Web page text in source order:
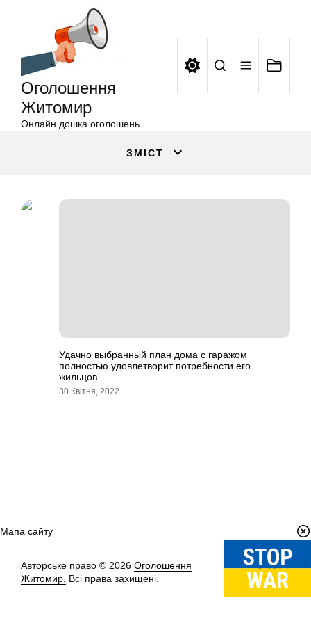
Оголошення
Житомир
Онлайн дошка оголошень
ЗМІСТ
Удачно выбранный план дома с гаражом
полностью удовлетворит потребности его
жильцов
30 Квітня, 2022
Мапа сайту
Авторське право © 2026 Оголошення
Житомир. Всі права захищені.
Вгору